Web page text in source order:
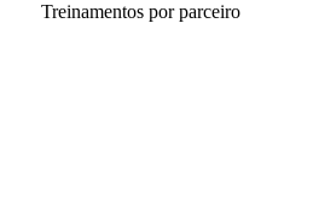
Treinamentos por parceiro